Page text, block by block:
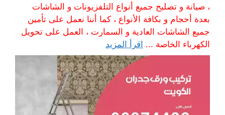
، صيانة و تصليح جميع أنواع التلفزيونات و الشاشات
بعدة أحجام و بكافة الأنواع ، كما أننا نعمل على تأمين
جميع الشاشات العادية و السمارت ، العمل على تحويل
الكهرباء الخاصة ... اقرأ المزيد